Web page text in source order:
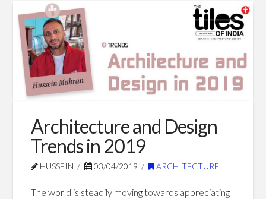
Journey
In
Books
For
201901.04.2020
Architecture and Design
Trends in 2019
HUSSEIN 03/04/2019 ARCHITECTURE
The world is steadily moving towards appreciating